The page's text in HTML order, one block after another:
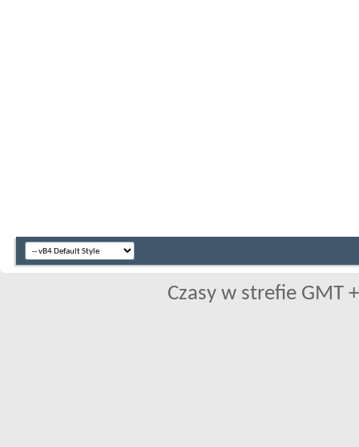
Czasy w strefie GMT